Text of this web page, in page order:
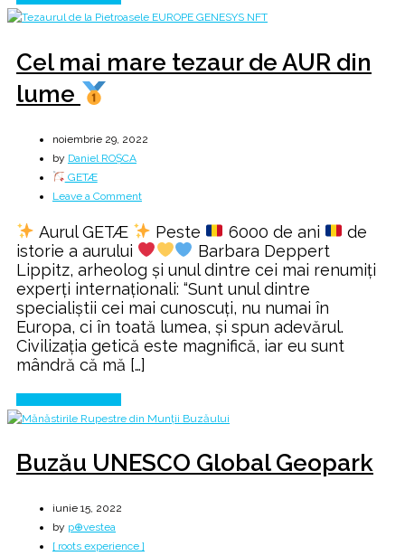
Cel mai mare tezaur de AUR din
lume
noiembrie 29, 2022
by Daniel ROȘCA
GETÆ
Leave a Commenton
mai
mare
tezaur
de
AUR
din
lume
Aurul GETÆ Peste 6000 de ani
de
istorie a aurului
Barbara Deppert
Lippitz, arheolog și unul dintre cei mai renumiți
experți internaționali: “Sunt unul dintre
specialiștii cei mai cunoscuți, nu numai în
Europa, ci în toată lumea, și spun adevărul.
Civilizația getică este magnifică, iar eu sunt
mândră că mă […]
Buzău UNESCO Global Geopark
iunie 15, 2022
by p⊕vestea
[ roots experience ]